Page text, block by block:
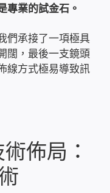
例
專業的試金石。
們承接了一項極具
闊，最後一支鏡頭
線方式極易導致訊
佈局：